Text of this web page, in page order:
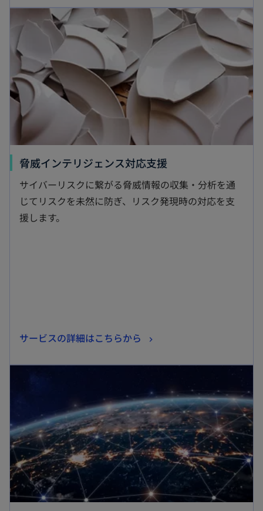
タ
ブ
く
脅威インテリジェンス対応支援
し
い
サイバーリスクに繋がる脅威情報の収集・分析を通
じてリスクを未然に防ぎ、リスク発現時の対応を支
援します。
サービスの詳細はこちらから
ブ
で
開
く
新しいタブで開く
新しいタブで開く